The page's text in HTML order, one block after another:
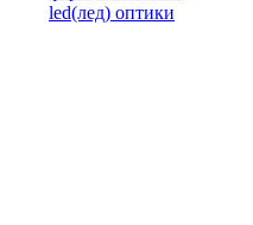
led(лед) оптики